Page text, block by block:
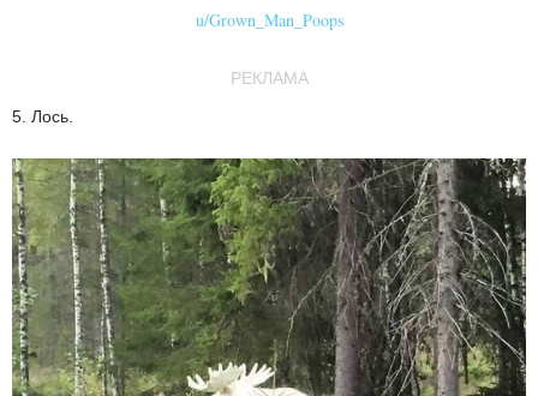
u/Grown_Man_Poops
РЕКЛАМА
5. Лось.